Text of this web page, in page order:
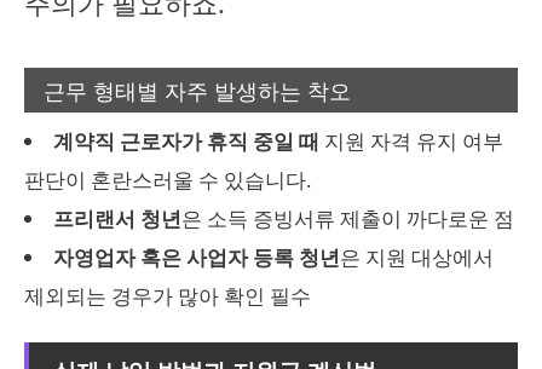
근무 형태별 자주 발생하는 착오
계약직 근로자가 휴직 중일 때 지원 자격 유지 여부
판단이 혼란스러울 수 있습니다.
프리랜서 청년은 소득 증빙서류 제출이 까다로운 점
자영업자 혹은 사업자 등록 청년은 지원 대상에서
제외되는 경우가 많아 확인 필수